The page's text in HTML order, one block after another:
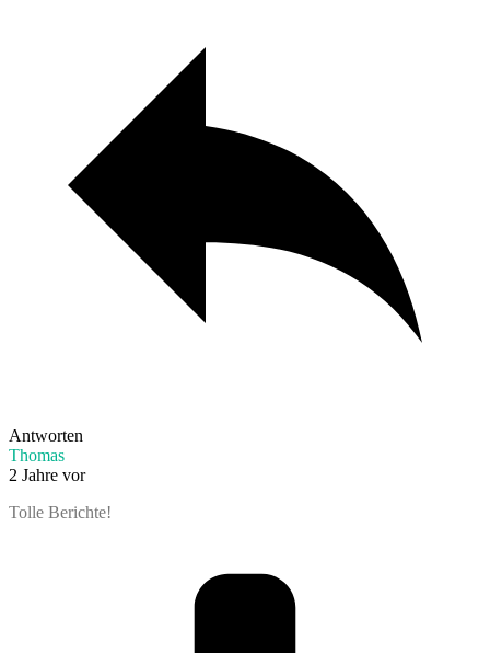
Antworten
Thomas
2 Jahre vor
Tolle Berichte!